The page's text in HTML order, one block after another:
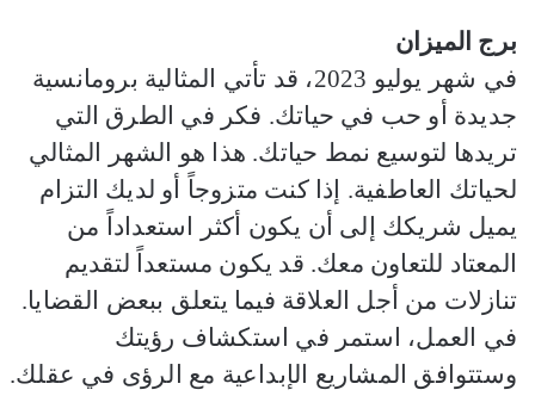
برج الميزان
في شهر يوليو 2023، قد تأتي المثالية برومانسية
جديدة أو حب في حياتك. فكر في الطرق التي
تريدها لتوسيع نمط حياتك. هذا هو الشهر المثالي
لحياتك العاطفية. إذا كنت متزوجاً أو لديك التزام
يميل شريكك إلى أن يكون أكثر استعداداً من
المعتاد للتعاون معك. قد يكون مستعداً لتقديم
تنازلات من أجل العلاقة فيما يتعلق ببعض القضايا.
في العمل، استمر في استكشاف رؤيتك
وستتوافق المشاريع الإبداعية مع الرؤى في عقلك.